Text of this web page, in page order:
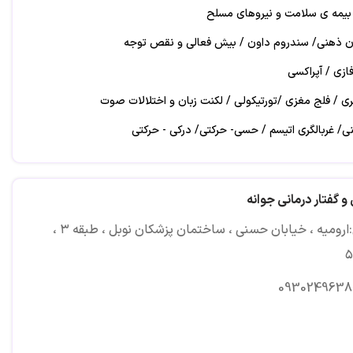
بیمه ی سلامت و نیروهای مسلح
ذهنی/ سندروم داون / بیش فعالی و نقص توجه
/ آپراکسی
/ فلج مغزی /تورتيكولى / لكنت زبان و اختلالات صوت
غربالگری اتیسم / حسی- حرکتی/ درکی - حرکتی
اتاق تاریک / بازی درمانی / گروه درمانی / توانبخشی شناختیم خدایی
و گفتار درمانی جوانه
آدرس:ارومیه ، خیابان حسنی ، ساختمان پزشکان نوبل ، طبقه ۳ ،